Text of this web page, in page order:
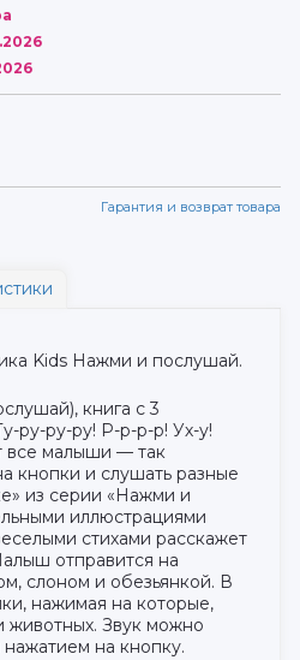
Гарантия и возврат товара
Kids Нажми и послушай.
книга с 3
ру-ру-ру! Р-р-р-р! Ух-у!
все малыши — так
кнопки и слушать разные
из серии «Нажми и
иллюстрациями
стихами расскажет
отправится на
слоном и обезьянкой. В
нажимая на которые,
животных. Звук можно
на кнопку.